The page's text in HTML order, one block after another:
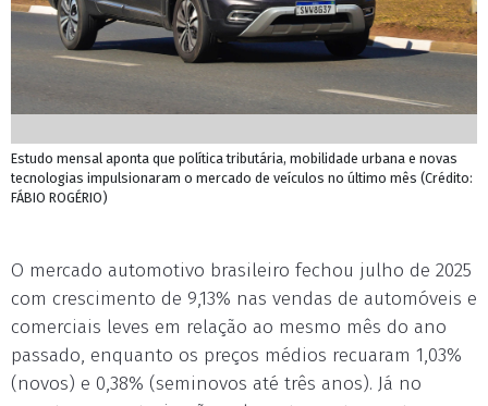
Estudo mensal aponta que política tributária, mobilidade urbana e novas
tecnologias impulsionaram o mercado de veículos no último mês (Crédito:
FÁBIO ROGÉRIO)
O mercado automotivo brasileiro fechou julho de 2025
com crescimento de 9,13% nas vendas de automóveis e
comerciais leves em relação ao mesmo mês do ano
passado, enquanto os preços médios recuaram 1,03%
(novos) e 0,38% (seminovos até três anos). Já no